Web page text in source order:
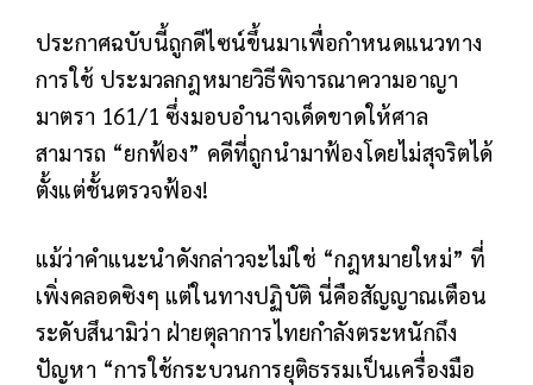
ประกาศฉบับนี้ถูกดีไซน์ขึ้นมาเพื่อกำหนดแนวทาง
การใช้ ประมวลกฎหมายวิธีพิจารณาความอาญา
มาตรา 161/1 ซึ่งมอบอำนาจเด็ดขาดให้ศาล
สามารถ “ยกฟ้อง” คดีที่ถูกนำมาฟ้องโดยไม่สุจริตได้
ตั้งแต่ชั้นตรวจฟ้อง!
แม้ว่าคำแนะนำดังกล่าวจะไม่ใช่ “กฎหมายใหม่” ที่
เพิ่งคลอดซิงๆ แต่ในทางปฏิบัติ นี่คือสัญญาณเตือน
ระดับสึนามิว่า ฝ่ายตุลาการไทยกำลังตระหนักถึง
ปัญหา “การใช้กระบวนการยุติธรรมเป็นเครื่องมือ